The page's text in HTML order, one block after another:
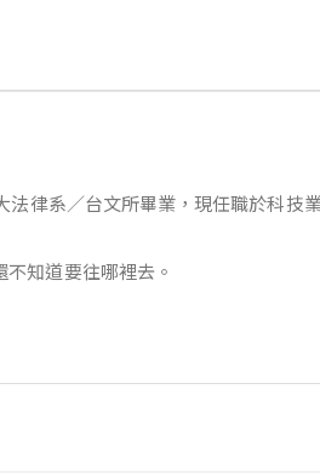
法律系／台文所畢業，現任職於科技
知道要往哪裡去。